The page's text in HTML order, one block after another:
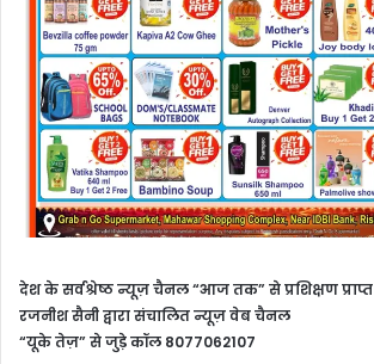
देश के सर्वश्रेष्ठ न्यूज़ चैनल “आज तक” से प्रशिक्षण प्राप्त
रजनीश सैनी द्वारा संचालित न्यूज़ वेब चैनल
“यूके तेज़” से जुड़े कॉल 8077062107